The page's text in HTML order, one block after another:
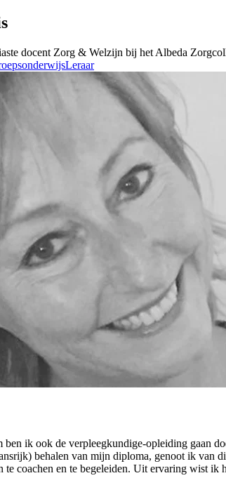
docent Zorg & Welzijn bij het Albeda
Leraar
ik ook de verpleegkundige-opleiding gaan
behalen van mijn diploma, genoot ik van
te coachen en te begeleiden. Uit ervaring wist